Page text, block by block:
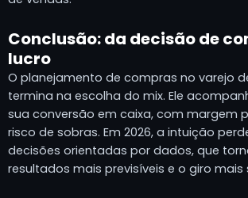
Conclusão: da decisão de
lucro
O planejamento de compras no varejo
termina na escolha do mix. Ele
sua conversão em caixa, com margem
risco de sobras. Em 2026, a intuição
decisões orientadas por dados, que
resultados mais previsíveis e o giro mais